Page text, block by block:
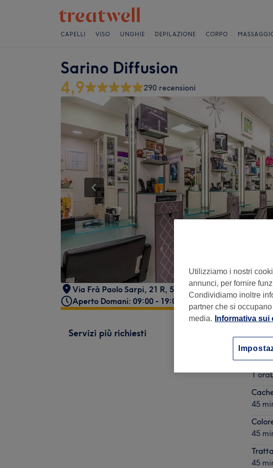
CAPELLI VISO UNGHIE DEPILAZIONE CORPO
Sarino Diffusion
4,9 290 recensioni
Via Frà Paolo Sarpi, 21 R, 50136 Firenze FI, Italia
Aperto Domani: 09:00 - 19:00
Servizi più richiesti
45
1 ora
45
45
45
Utilizziamo i nostri
annunci, per fornire
Condividiamo inoltre
partner che si
media.
Informativa sui